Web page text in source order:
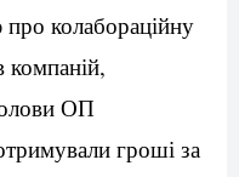
колабораційну
компаній,
ОП
гроші за